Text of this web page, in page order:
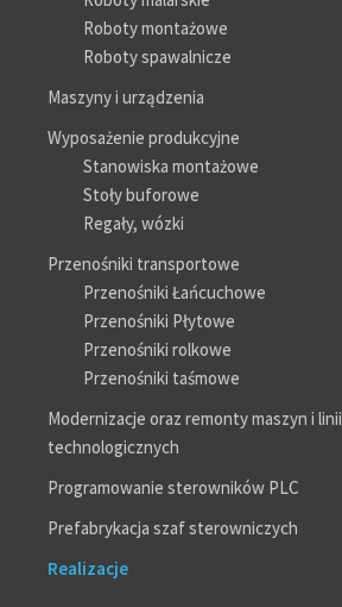
Roboty montażowe
Roboty spawalnicze
Maszyny i urządzenia
Wyposażenie produkcyjne
Stanowiska montażowe
Stoły buforowe
Regały, wózki
Przenośniki transportowe
Przenośniki Łańcuchowe
Przenośniki Płytowe
Przenośniki rolkowe
Przenośniki taśmowe
Modernizacje oraz remonty maszyn i linii
technologicznych
Programowanie sterowników PLC
Prefabrykacja szaf sterowniczych
Realizacje